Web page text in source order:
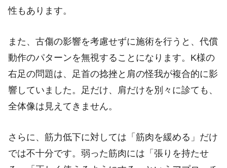
性もあります。
また、古傷の影響を考慮せずに施術を行うと、代償
動作のパターンを無視することになります。K様の
右足の問題は、足首の捻挫と肩の怪我が複合的に影
響していました。足だけ、肩だけを別々に診ても、
全体像は見えてきません。
さらに、筋力低下に対しては「筋肉を緩める」だけ
では不十分です。弱った筋肉には「張りを持たせ